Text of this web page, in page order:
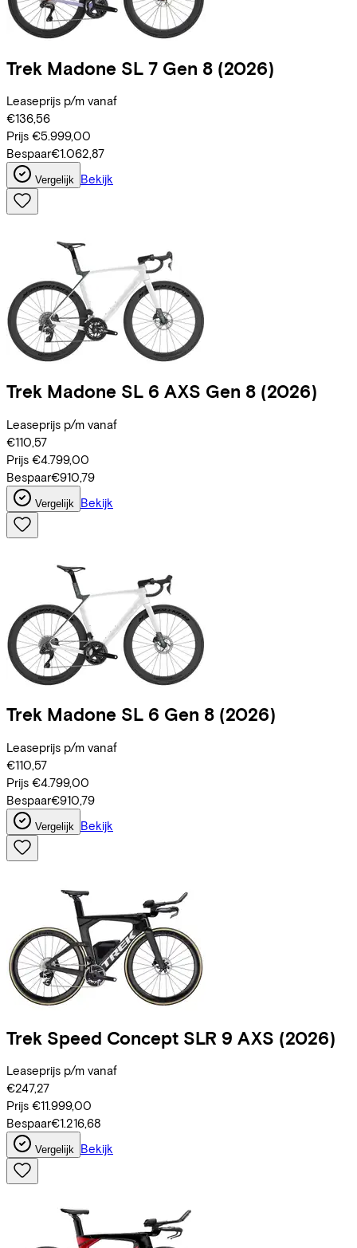
Trek Madone SL 7 Gen 8 (2026)
Leaseprijs p/m vanaf
€136,56
Prijs €5.999,00
Bespaar€1.062,87
Vergelijk Bekijk
Trek Madone SL 6 AXS Gen 8 (2026)
Leaseprijs p/m vanaf
€110,57
Prijs €4.799,00
Bespaar€910,79
Vergelijk Bekijk
Trek Madone SL 6 Gen 8 (2026)
Leaseprijs p/m vanaf
€110,57
Prijs €4.799,00
Bespaar€910,79
Vergelijk Bekijk
Trek Speed Concept SLR 9 AXS (2026)
Leaseprijs p/m vanaf
€247,27
Prijs €11.999,00
Bespaar€1.216,68
Vergelijk Bekijk